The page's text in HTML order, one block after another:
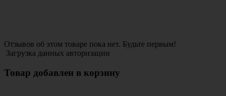
Отзывов об этом товаре пока нет. Будьте первым!
Загрузка данных авторизации
Товар добавлен в корзину